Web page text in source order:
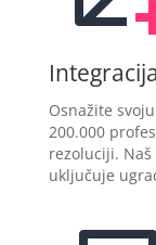
Osnažite
200.000
rezoluciji.
uključuje